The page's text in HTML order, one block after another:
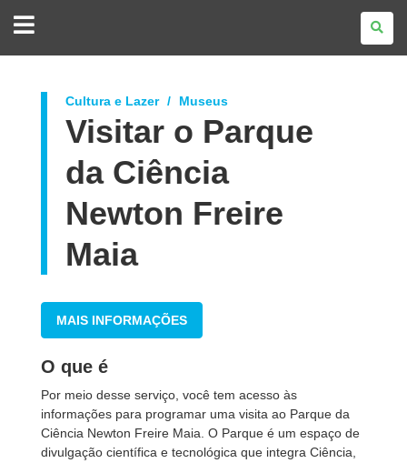
DO
Cultura e Lazer Museus
Visitar o Parque
da Ciência
Newton Freire
Maia
MAIS INFORMAÇÕES
O que é
Por meio desse serviço, você tem acesso às
informações para programar uma visita ao Parque da
Ciência Newton Freire Maia. O Parque é um espaço de
divulgação científica e tecnológica que integra Ciência,